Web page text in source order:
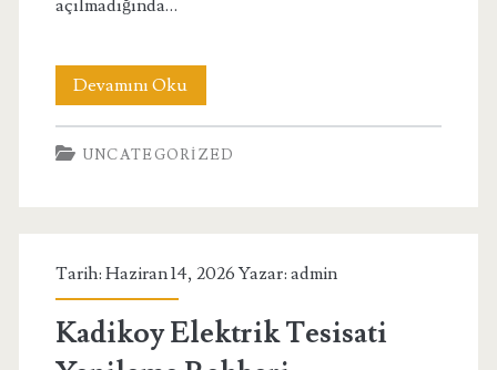
açılmadığında…
Devamını OkuHp
Servis
Ankara
Hizmetleri
UNCATEGORIZED
Tarih: Haziran 14, 2026 Yazar: admin
Kadikoy Elektrik Tesisati